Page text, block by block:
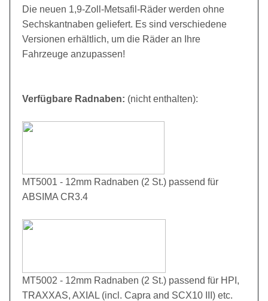
Die neuen 1,9-Zoll-Metsafil-Räder werden ohne
Sechskantnaben geliefert. Es sind verschiedene
Versionen erhältlich, um die Räder an Ihre
Fahrzeuge anzupassen!
Verfügbare Radnaben: (nicht enthalten):
MT5001 - 12mm Radnaben (2 St.) passend für
ABSIMA CR3.4
MT5002 - 12mm Radnaben (2 St.) passend für HPI,
TRAXXAS, AXIAL (incl. Capra and SCX10 III) etc.